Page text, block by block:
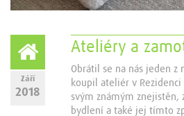
Září
2018
Ateliéry a
Obrátil se na nás jeden z
koupil ateliér v Rezidenci
svým známým znejistěn,
bydlení a také jej tímto